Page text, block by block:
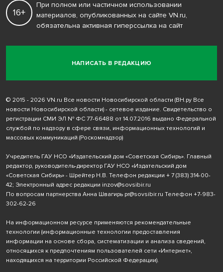
НАПИСАТЬ В РЕДАКЦИЮ
16+
При полном или частичном использовании
материалов, опубликованных на сайте VN.ru,
обязательна активная гиперссылка на сайт
© 2015 - 2026 VN.ru Все новости Новосибирской области (ВН.ру Все
новости Новосибирской области) - сетевое издание. Свидетельство о
регистрации СМИ ЭЛ № ФС 77-66488 от 14.07.2016 выдано Федеральной
службой по надзору в сфере связи, информационных технологий и
массовых коммуникаций (Роскомнадзор)
Учредитель ГАУ НСО «Издательский дом «Советская Сибирь». Главный
редактор, руководитель-директор ГАУ НСО «Издательский дом
«Советская Сибирь» - Шрейтер Н.В. Телефон редакции + 7 (383) 314-00-
42; Электронный адрес редакции inzov@sovsibir.ru
По вопросам партнерства Анна Швагирь pr@sovsibir.ru Телефон +7-983-
302-62-26
На информационном ресурсе применяются рекомендательные
технологии (информационные технологии предоставления
информации на основе сбора, систематизации и анализа сведений,
относящихся к предпочтениям пользователей сети «Интернет»,
находящихся на территории Российской Федерации).